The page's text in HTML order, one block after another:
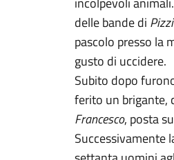
delle bande di
pascolo presso la
gusto di uccidere.
Subito dopo
ferito un brigante,
Francesco, posta
Successivamente